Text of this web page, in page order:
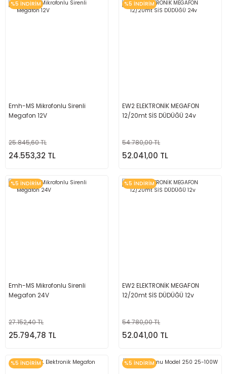
%5 İNDİRİM
Emh-MS Mikrofonlu Sirenli
Megafon 12V
25.845,60 TL
24.553,32 TL
%5 İNDİRİM
EW2 ELEKTRONİK MEGAFON
12/20mt SİS DÜDÜĞÜ 24v
54.780,00 TL
52.041,00 TL
%5 İNDİRİM
Emh-MS Mikrofonlu Sirenli
Megafon 24V
27.152,40 TL
25.794,78 TL
%5 İNDİRİM
EW2 ELEKTRONİK MEGAFON
12/20mt SİS DÜDÜĞÜ 12v
54.780,00 TL
52.041,00 TL
%5 İNDİRİM %5 İNDİRİM